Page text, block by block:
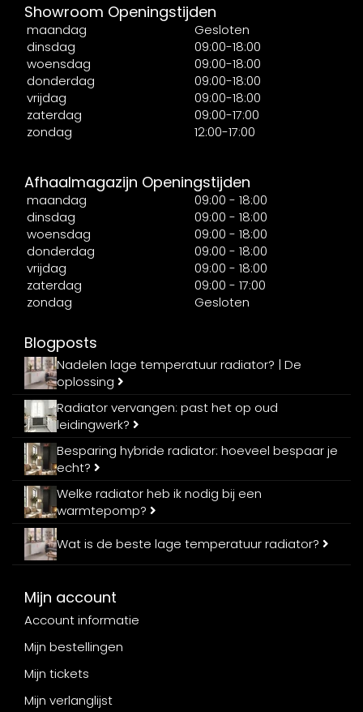
Showroom Openingstijden
maandag
Gesloten
dinsdag
09:00-18:00
woensdag
09:00-18:00
donderdag
09:00-18:00
vrijdag
09:00-18:00
zaterdag
09:00-17:00
zondag
12:00-17:00
Afhaalmagazijn Openingstijden
maandag
09:00 - 18:00
dinsdag
09:00 - 18:00
woensdag
09:00 - 18:00
donderdag
09:00 - 18:00
vrijdag
09:00 - 18:00
zaterdag
09:00 - 17:00
zondag
Gesloten
Blogposts
Nadelen lage temperatuur radiator? | De
oplossing
Radiator vervangen: past het op oud
leidingwerk?
Besparing hybride radiator: hoeveel bespaar je
echt?
Welke radiator heb ik nodig bij een
warmtepomp?
Wat is de beste lage temperatuur radiator?
Mijn account
Account informatie
Mijn bestellingen
Mijn tickets
Mijn verlanglijst